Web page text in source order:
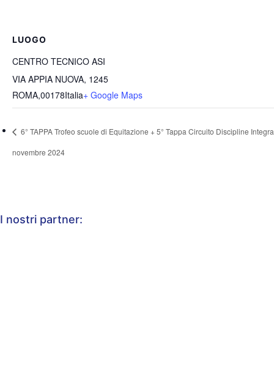
LUOGO
CENTRO TECNICO ASI
VIA APPIA NUOVA, 1245
ROMA,00178Italia+ Google Maps
6° TAPPA Trofeo scuole di Equitazione + 5° Tappa Circuito Discipline
novembre 2024
I nostri partner: